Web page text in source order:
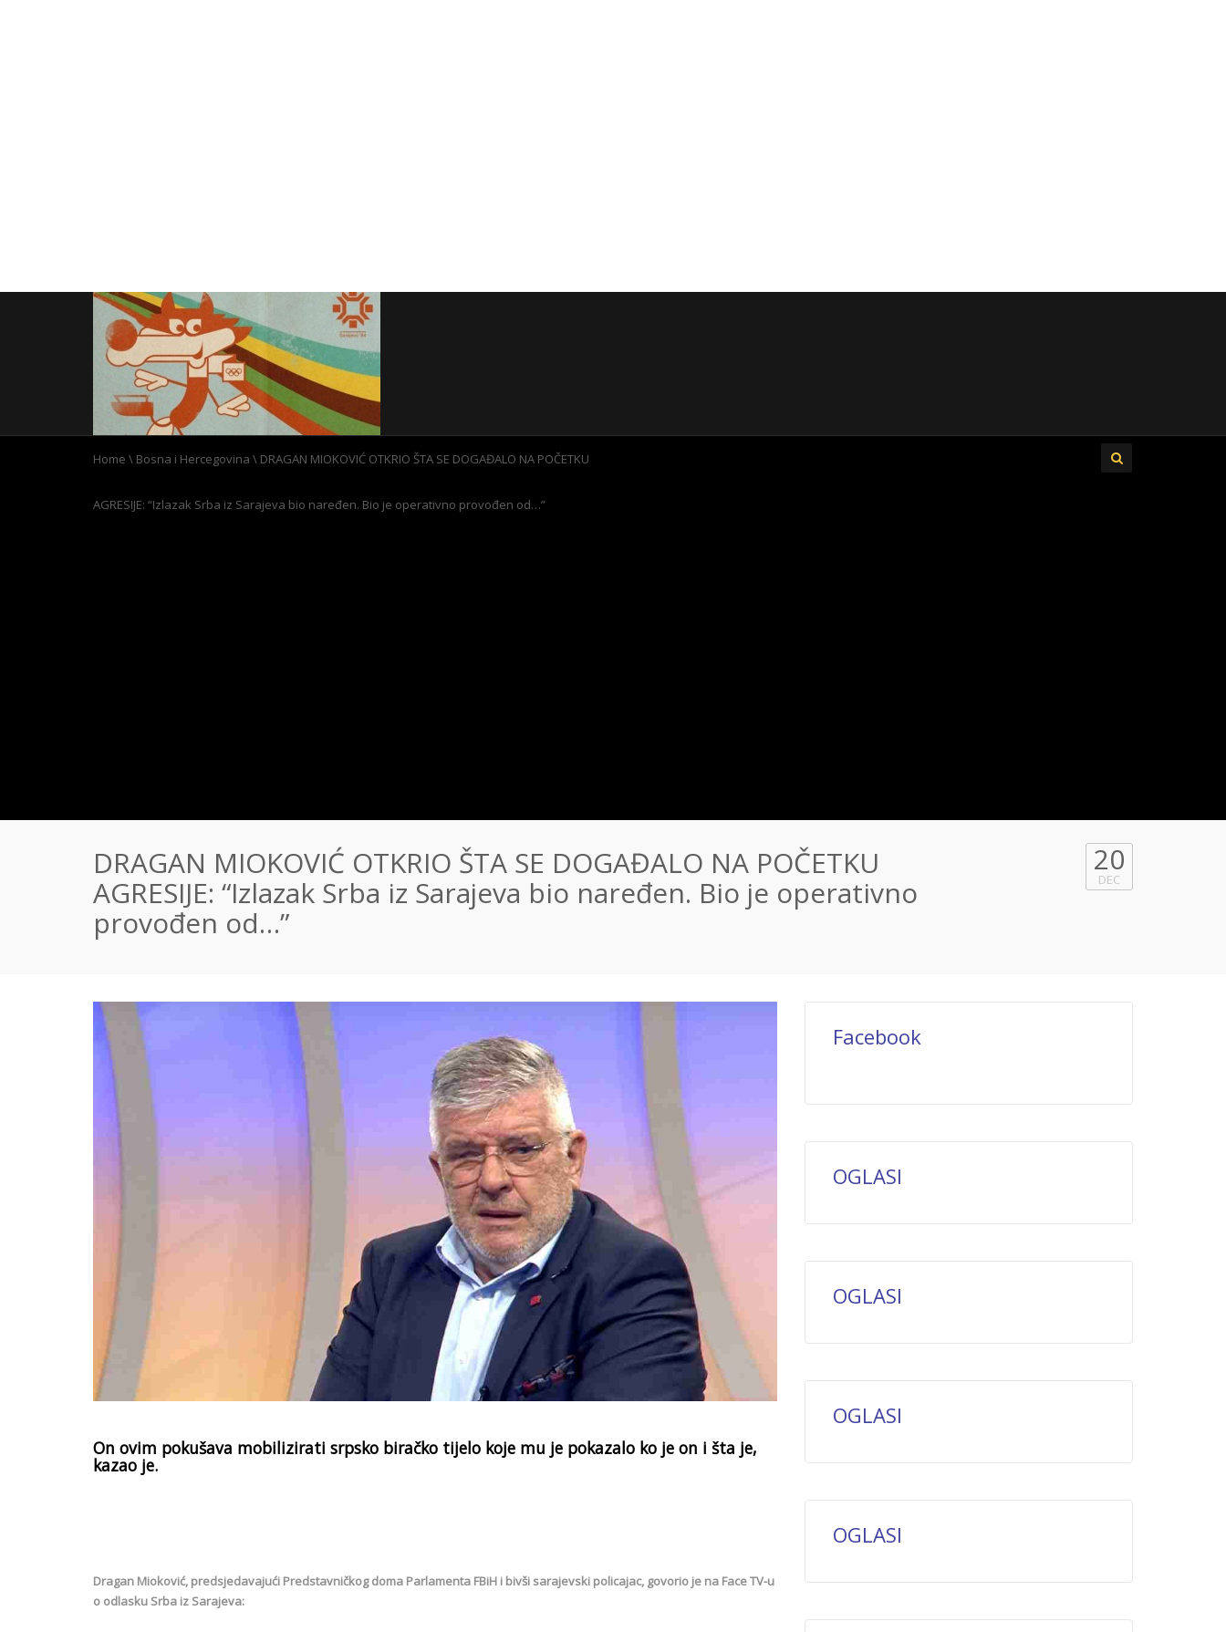
Home \ Bosna i Hercegovina \ DRAGAN MIOKOVIĆ OTKRIO ŠTA SE DOGAĐALO NA POČETKU
AGRESIJE: “Izlazak Srba iz Sarajeva bio naređen. Bio je operativno provođen od…”
DRAGAN MIOKOVIĆ OTKRIO ŠTA SE DOGAĐALO NA POČETKU
AGRESIJE: “Izlazak Srba iz Sarajeva bio naređen. Bio je operativno
provođen od…”
20
DEC
On ovim pokušava mobilizirati srpsko biračko tijelo koje mu je pokazalo ko je on i šta je,
kazao je.
Dragan Mioković, predsjedavajući Predstavničkog doma Parlamenta FBiH i bivši sarajevski policajac, govorio je na Face TV-u
o odlasku Srba iz Sarajeva:
Facebook
OGLASI
OGLASI
OGLASI
OGLASI